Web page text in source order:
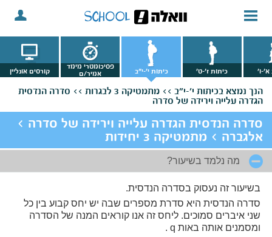
א'-ו' כיתות ז'-ט' כיתות י'-י"ב
פסיכומטרי מימד
אמיר/ם
קורסים אונליין
הנך נמצא בכיתות י'-י"ב >> מתמטיקה 3 לבגרות >>
סדרה הנדסית
הגדרה עלייה וירידה של סדרה
סדרה הנדסית הגדרה עלייה וירידה של סדרה >
אלגברה > מתמטיקה 3 יחידות
מה נלמד בשיעור?
בשיעור זה נעסוק בסדרה הנדסית.
סדרה הנדסית היא סדרת מספרים שבה יש יחס קבוע בין כל
שני איברים סמוכים. ליחס זה אנו קוראים המנה של הסדרה
ומסמנים אותה באות q .